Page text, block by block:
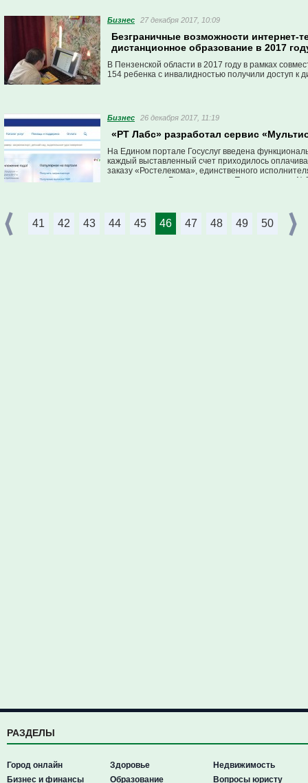
Бизнес 27 декабря 2017, 10:09
Безграничные возможности интернет-
дистанционное образование в 2017
В Пензенской области в 2017 году в рамках
154 ребенка с инвалидностью получили доступ к
Бизнес 26 декабря 2017, 11:19
«РТ Лабс» разработал сервис
На Едином портале Госуслуг введена
каждый выставленный счет приходилось
заказу «Ростелекома», единственного
соответствии с Распоряжением Правительства
41 42 43 44 45 46 47 48 49 50
РАЗДЕЛЫ
Город онлайн
Бизнес и финансы
Здоровье
Образование
Недвижимость
Вопросы юристу